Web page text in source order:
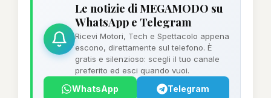
Le notizie di MEGAMODO su
WhatsApp e Telegram
Ricevi Motori, Tech e Spettacolo appena
escono, direttamente sul telefono. È
gratis e silenzioso: scegli il tuo canale
preferito ed esci quando vuoi.
WhatsApp Telegram